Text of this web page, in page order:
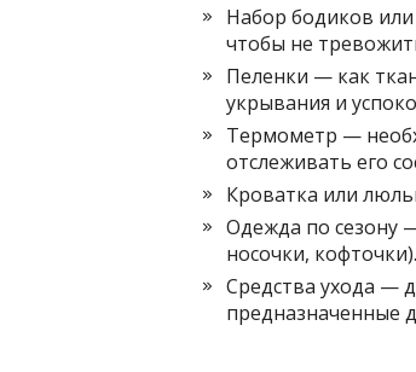
Набор бодиков
чтобы не
Пеленки — как
укрывания и
Термометр —
отслеживать его
Кроватка или
Одежда по сезону
носочки, кофточки).
Средства ухода —
предназначенные